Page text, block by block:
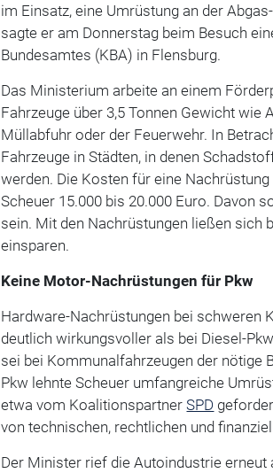
im Einsatz, eine Umrüstung an der
sagte er am Donnerstag beim Besuch
Bundesamtes (KBA) in Flensburg.
Das Ministerium arbeite an einem
Fahrzeuge über 3,5 Tonnen Gewicht wie
Müllabfuhr oder der Feuerwehr. In
Fahrzeuge in Städten, in denen
werden. Die Kosten für eine
Scheuer 15.000 bis 20.000 Euro. Davon
sein. Mit den Nachrüstungen ließen sich
einsparen.
Keine Motor-Nachrüstungen für Pkw
Hardware-Nachrüstungen bei schweren
deutlich wirkungsvoller als bei Diesel-
sei bei Kommunalfahrzeugen der nötige
Pkw lehnte Scheuer umfangreiche
etwa vom KoalitionspartnerSPD
von technischen, rechtlichen und
Der Minister rief die Autoindustrie erneut